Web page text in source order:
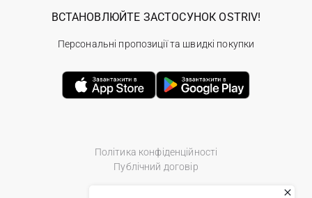
Політика конфіденційності
Публічний договір
ВСТАНОВЛЮЙТЕ ЗАСТОСУНОК OSTRIV!
Персональні пропозиції та швидкі покупки